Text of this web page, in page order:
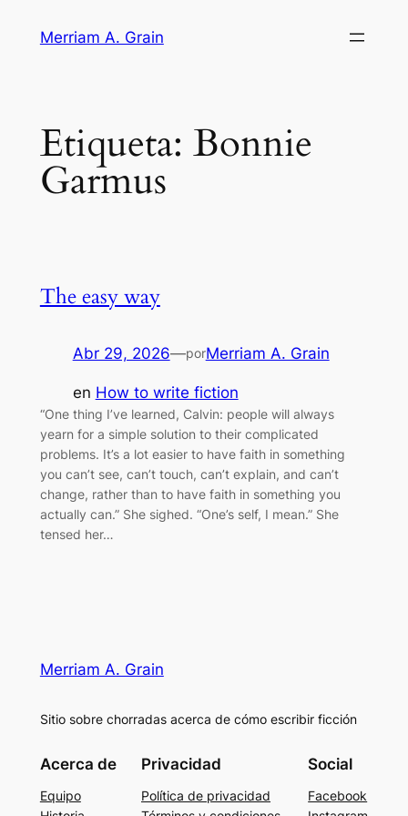
Merriam A. Grain
Etiqueta: Bonnie
Garmus
The easy way
Abr 29, 2026—porMerriam A. Grain
en How to write fiction
“One thing I’ve learned, Calvin: people will always
yearn for a simple solution to their complicated
problems. It’s a lot easier to have faith in something
you can’t see, can’t touch, can’t explain, and can’t
change, rather than to have faith in something you
actually can.” She sighed. “One’s self, I mean.” She
tensed her…
Merriam A. Grain
Sitio sobre chorradas acerca de cómo escribir ficción
Acerca de
Equipo
Privacidad
Política de privacidad
Social
Facebook